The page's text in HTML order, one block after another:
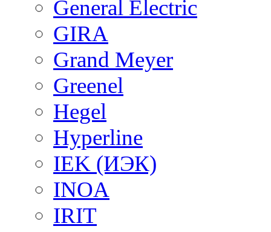
General Electric
GIRA
Grand Meyer
Greenel
Hegel
Hyperline
IEK (ИЭК)
INOA
IRIT